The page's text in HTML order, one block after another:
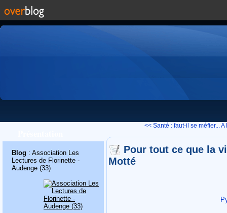
Blog : Association Les
Lectures de Florinette -
Audenge (33)
<< Santé : faut-il se méfier...A
Pour tout ce que la
Motté